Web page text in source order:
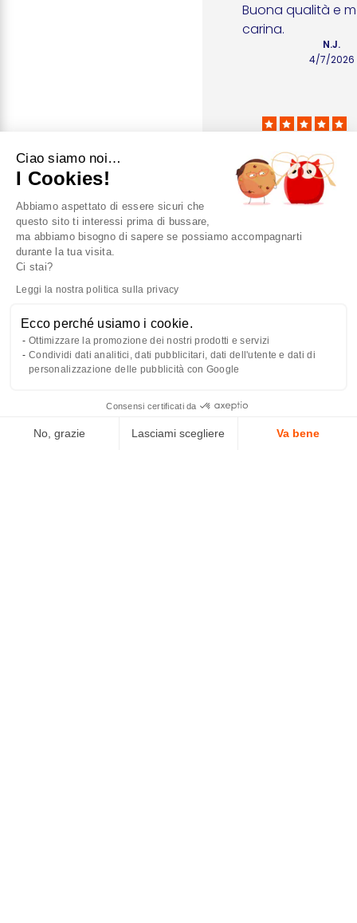
Buona qualità e
carina.
4/7/2026
N.J.
Lo
27/6/2026
Elizabeth
Consegna gratuita
(Italia)
Servizio clienti
Ciao siamo noi…
I Cookies!
Abbiamo aspettato di essere sicuri che
questo sito ti interessi prima di bussare,
ma abbiamo bisogno di sapere se possiamo accompagnarti
durante la tua visita.
Ci stai?
Leggi la nostra politica sulla privacy
Ecco perché usiamo i cookie.
Ottimizzare la promozione dei nostri prodotti e servizi
Condividi dati analitici, dati pubblicitari, dati dell'utente e dati di
personalizzazione delle pubblicità con Google
Consensi certificati da
No, grazie Lasciami scegliere
Va bene